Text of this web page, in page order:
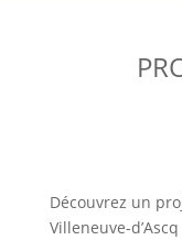
Découvrez un
Villeneuve-